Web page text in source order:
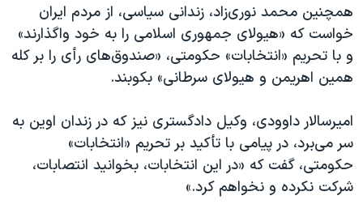
همچنین محمد نوری‌زاد، زندانی سیاسی، از مردم ایران
خواست که «هیولای جمهوری اسلامی را به خود واگذارند»
و با تحریم «انتخابات» حکومتی، «صندوق‌های رأی را بر کله
همین اهریمن و هیولای سرطانی» بکوبند.
امیرسالار داوودی، وکیل دادگستری نیز که در زندان اوین به
سر می‌برد، در پیامی با تأکید بر تحریم «انتخابات»‌
حکومتی، گفت که «در این انتخابات، بخوانید انتصابات،
شرکت نکرده و نخواهم کرد.»